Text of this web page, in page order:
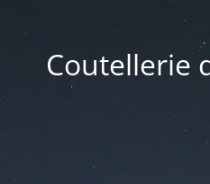
Coutellerie